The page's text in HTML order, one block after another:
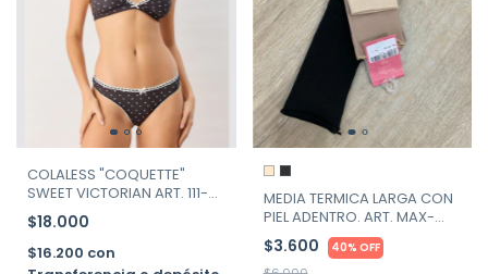
COLALESS "COQUETTE"
SWEET VICTORIAN ART. 111-
212
$18.000
$16.200 con
MEDIA TERMICA LARGA CON
PIEL ADENTRO. ART. MAX-
MALTA
$3.600 40% OFF